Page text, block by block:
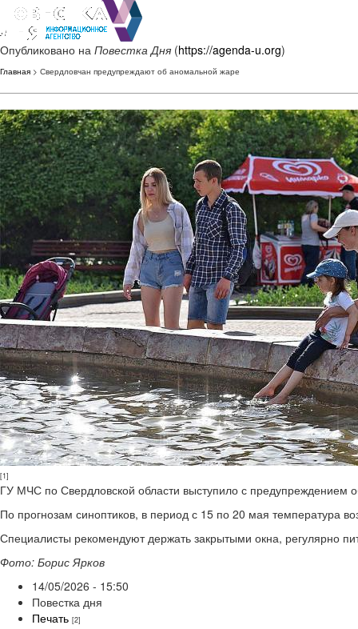
Опубликовано на Повестка Дня (https://agenda-u.org)
Главная > Свердловчан предупреждают об аномальной жаре
[1]
ГУ МЧС по Свердловской области выступило с предупреждением
По прогнозам синоптиков, в период с 15 по 20 мая температура
Специалисты рекомендуют держать закрытыми окна, регулярно
Фото: Борис Ярков
14/05/2026 - 15:50
Повестка дня
Печать [2]